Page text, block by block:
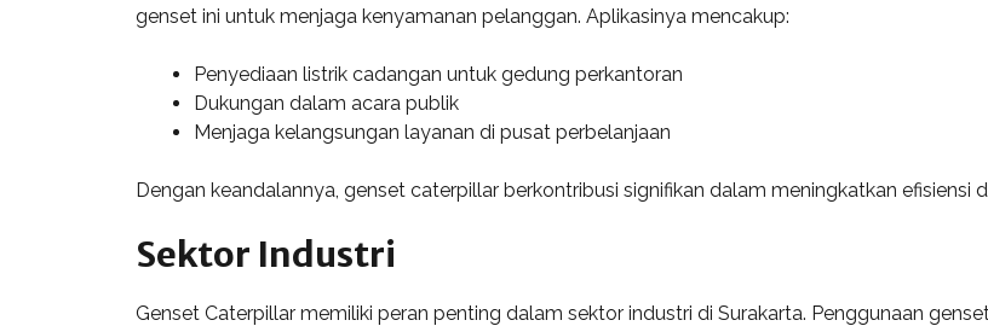
genset ini untuk menjaga kenyamanan pelanggan. Aplikasinya mencakup:
Penyediaan listrik cadangan untuk gedung perkantoran
Dukungan dalam acara publik
Menjaga kelangsungan layanan di pusat perbelanjaan
Dengan keandalannya, genset caterpillar berkontribusi signifikan dalam meningkatkan
Sektor Industri
Genset Caterpillar memiliki peran penting dalam sektor industri di Surakarta. Penggunaan